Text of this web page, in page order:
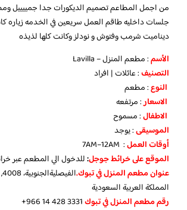
من اجمل المطاعم تصميم الديكورات جدا جمييييل
جلسات داخليه طاقم العمل سريعين في الخدمه زياره
ديناميت شرمب وفتوش و نودلز وكانت كلها لذيذه
الأسم: مطعم المنزل – Lavilla
التصنيف: عائلات | افراد
النوع: مطعم
الاسعار: مرتفعه
الاطفال: مسموح
الموسيقى: يوجد
أوقات العمل: 7AM–12AM
الموقع على خرائط جوجل:للدخول الي المطعم عبر
عنوان مطعم المنزل في تبوك.
المملكة العربية السعودية
رقم مطعم المنزل في تبوك